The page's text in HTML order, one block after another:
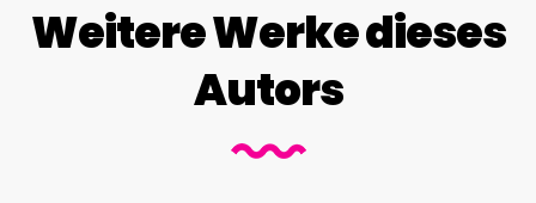
Weitere Werke dieses
Autors